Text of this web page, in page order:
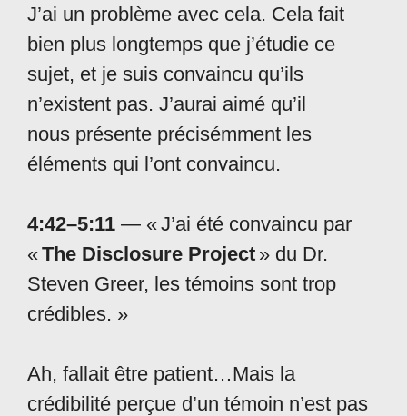
J’ai un problème avec cela. Cela fait
bien plus longtemps que j’étudie ce
sujet, et je suis convaincu qu’ils
n’existent pas. J’aurai aimé qu’il
nous présente précisémment les
éléments qui l’ont convaincu.
4:42–5:11 — « J’ai été convaincu par
«The Disclosure Project » du Dr.
Steven Greer, les témoins sont trop
crédibles. »
Ah, fallait être patient…Mais la
crédibilité perçue d’un témoin n’est pas